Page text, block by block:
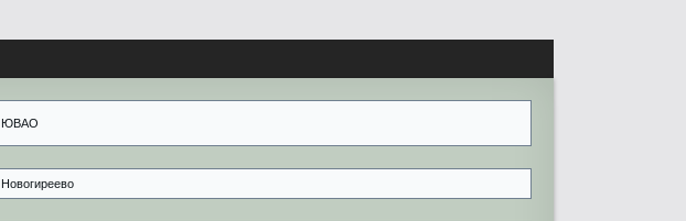
ЮВАО
Новогиреево